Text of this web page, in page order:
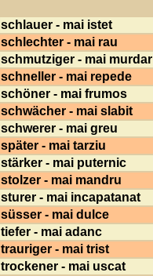
schlauer - mai istet
schlechter - mai rau
schmutziger - mai murdar
schneller - mai repede
schöner - mai frumos
schwächer - mai slabit
schwerer - mai greu
später - mai tarziu
stärker - mai puternic
stolzer - mai mandru
sturer - mai incapatanat
süsser - mai dulce
tiefer - mai adanc
trauriger - mai trist
trockener - mai uscat